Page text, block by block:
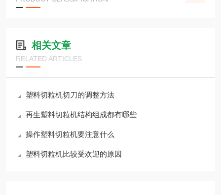
相关文章
RELATED ARTICLES
塑料切粒机切刀的调整方法
再生塑料切粒机结构组成都有哪些
操作塑料切粒机要注意什么
塑料切粒机比较受欢迎的原因